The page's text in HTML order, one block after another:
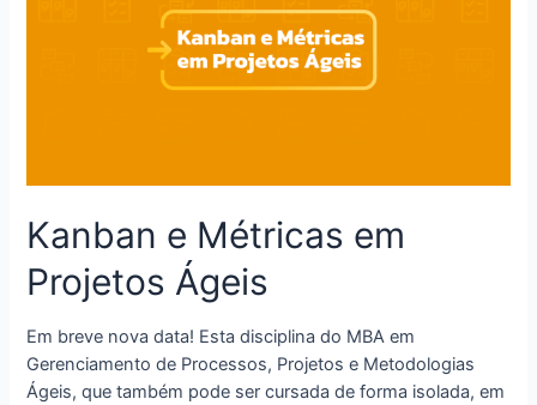
Kanban e Métricas em
Projetos Ágeis
Em breve nova data! Esta disciplina do MBA em
Gerenciamento de Processos, Projetos e Metodologias
Ágeis, que também pode ser cursada de forma isolada, em